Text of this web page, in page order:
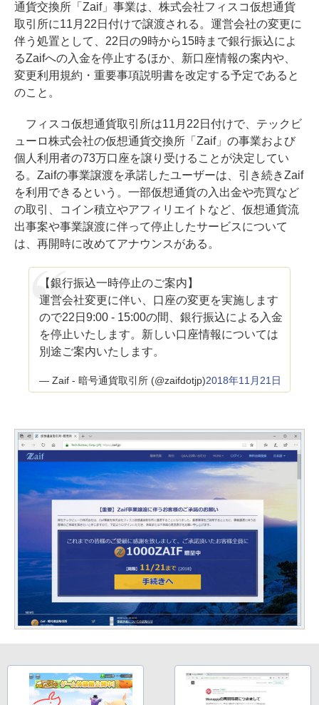
通貨交換所「Zaif」事業は、株式会社フィスコ仮想通貨
取引所に11月22日付けで譲渡される。運営会社の変更に
伴う処置として、22日の9時から15時まで銀行振込によ
るZaifへの入金を停止するほか、新口座情報の案内や、
変更利用規約・重要事項説明書を改定する予定であると
のこと。
フィスコ仮想通貨取引所は11月22日付けで、テックビ
ューロ株式会社の仮想通貨交換所「Zaif」の事業および
個人利用者の73万口座を譲り受けることが決定してい
る。Zaifの事業譲渡を承諾したユーザーは、引き続きZaif
を利用できるという。一部仮想通貨の入出金や売買など
の取引、コイン積立やアフィリエイトなど、仮想通貨流
出事案や事業譲渡に伴って停止したサービスについて
は、再開時に改めてアナウンスがある。
【銀行振込一時停止のご案内】
運営会社変更に伴い、口座の変更を実施します
ので22日9:00 - 15:00の間、銀行振込による入金
を停止いたします。新しい口座情報については
別途ご案内いたします。
— Zaif - 暗号通貨取引所 (@zaifdotjp)2018年11月21日